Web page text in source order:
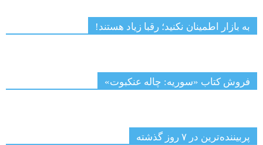
به بازار اطمینان نکنید؛ رقبا زیاد هستند!
فروش کتاب «سوریه: چاله عنکبوت»
پربیننده‌ترین‌ در ۷ روز گذشته